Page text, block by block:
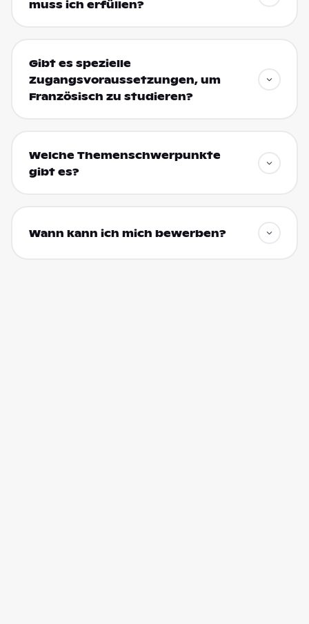
muss ich erfüllen?
Gibt es spezielle
Zugangsvoraussetzungen, um
Französisch zu studieren?
Welche Themenschwerpunkte
gibt es?
Wann kann ich mich bewerben?